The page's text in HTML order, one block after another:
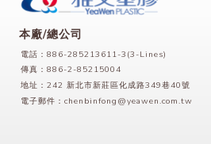
本廠/總公司
電話：886-285213611-3(3-Lines)
傳真：886-2-85215004
地址：242 新北市新莊區化成路349巷40號
電子郵件：chenbinfong@yeawen.com.tw